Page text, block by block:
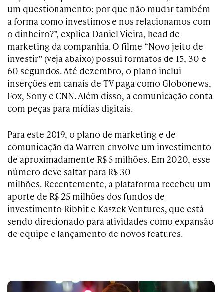
um questionamento: por que não mudar também
a forma como investimos e nos relacionamos com
o dinheiro?”, explica Daniel Vieira, head de
marketing da companhia. O filme “Novo jeito de
investir” (veja abaixo) possui formatos de 15, 30 e
60 segundos. Até dezembro, o plano inclui
inserções em canais de TV paga como Globonews,
Fox, Sony e CNN. Além disso, a comunicação conta
com peças para mídias digitais.
Para este 2019, o plano de marketing e de
comunicação da Warren envolve um investimento
de aproximadamente R$ 5 milhões. Em 2020, esse
número deve saltar para R$ 30
milhões. Recentemente, a plataforma recebeu um
aporte de R$ 25 milhões dos fundos de
investimento Ribbit e Kaszek Ventures, que está
sendo direcionado para atividades como expansão
de equipe e lançamento de novos features.